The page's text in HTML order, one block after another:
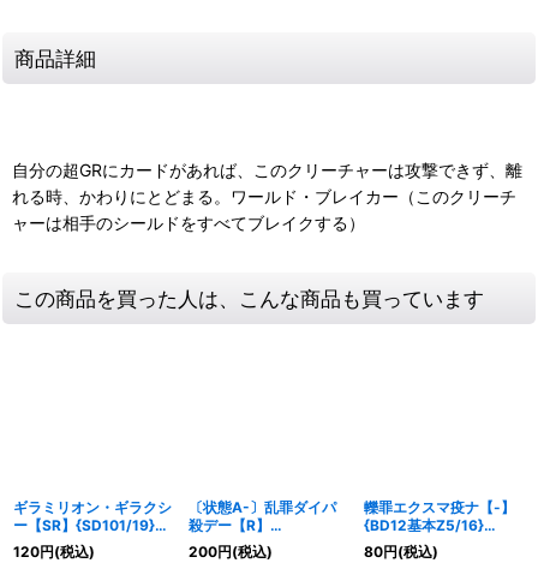
商品詳細
自分の超GRにカードがあれば、このクリーチャーは攻撃できず、離
れる時、かわりにとどまる。ワールド・ブレイカー（このクリーチ
ャーは相手のシールドをすべてブレイクする）
この商品を買った人は、こんな商品も買っています
ギラミリオン・ギラクシ
ー【SR】{SD101/19}
《GR》
120円(税込)
〔状態A-〕乱罪ダイパ
殺デー【R】
{RP1024/103}《闇》
200円(税込)
轢罪エクスマ疫ナ【-】
{BD12基本Z5/16}
《闇》
80円(税込)